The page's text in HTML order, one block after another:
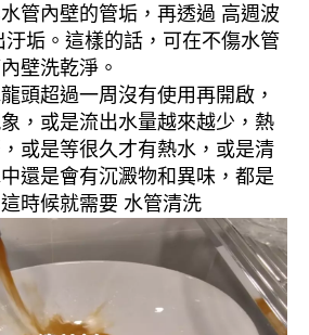
管內壁的管垢，再透過 高週波
垢。這樣的話，可在不傷水管
壁洗乾淨。
頭超過一周沒有使用再開啟，
，或是流出水量越來越少，熱
或是等很久才有熱水，或是清
還是會有沉澱物和異味，都是
時候就需要 水管清洗